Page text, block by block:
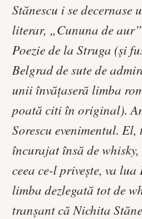
Stănescu i se
literar, „Cununa de
Poezie de la Struga (şi
Belgrad de sute de
unii învăţaseră limba
poată citi în original).
Sorescu evenimentul.
încurajat însă de
ceea ce-l priveşte, va
limba dezlegată tot de
tranşant că Nichita